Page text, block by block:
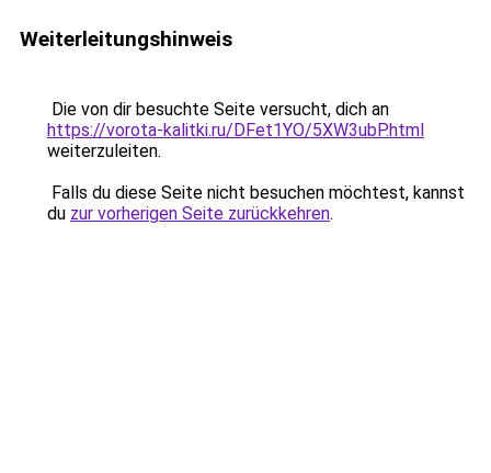
Weiterleitungshinweis
Die von dir besuchte Seite versucht, dich an
https://vorota-kalitki.ru/DFet1YO/5XW3ubP.html
weiterzuleiten.
Falls du diese Seite nicht besuchen möchtest, kannst
du zur vorherigen Seite zurückkehren.